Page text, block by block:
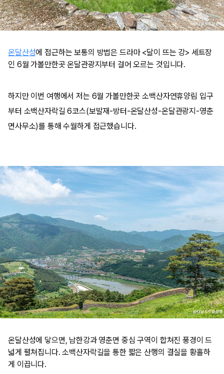
온달산성에 접근하는 보통의 방법은 드라마 <달이 뜨는 강> 세트장
인 6월 가볼만한곳 온달관광지부터 걸어 오르는 것입니다.
​하지만 이번 여행에서 저는 6월 가볼만한곳 소백산자연휴양림 입구
부터 소백산자락길 6코스(보발재-방터-온달산성-온달관광지-영춘
면사무소)를 통해 수월하게 접근했습니다.
온달산성에 닿으면, 남한강과 영춘면 중심 구역이 합쳐진 풍경이 드
넓게 펼쳐집니다. 소백산자락길을 통한 짧은 산행의 결실을 황홀하
게 이끕니다.